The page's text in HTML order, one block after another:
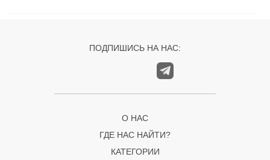
ПОДПИШИСЬ НА НАС:
О НАС
ГДЕ НАС НАЙТИ?
КАТЕГОРИИ